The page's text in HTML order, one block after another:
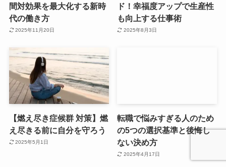
間対効果を最大化する新時
代の働き方
2025年11月20日
ド！幸福度アップで生産性
も向上する仕事術
2025年8月3日
【燃え尽き症候群 対策】燃
え尽きる前に自分を守ろう
2025年5月1日
転職で悩みすぎる人のため
の5つの選択基準と後悔し
ない決め方
2025年4月17日